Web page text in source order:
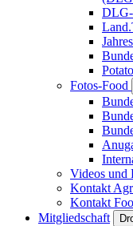
DLG-
Fotos-Food
Videos und
Kontakt
Kontakt
Mitgliedschaft